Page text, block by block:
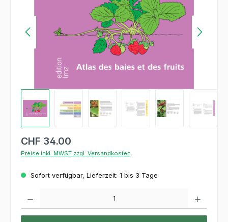
CHF 34.00
Preise inkl. MWST zzgl. Versandkosten
Sofort verfügbar, Lieferzeit: 1 bis 3 Tage